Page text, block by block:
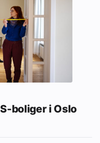
boliger i Oslo